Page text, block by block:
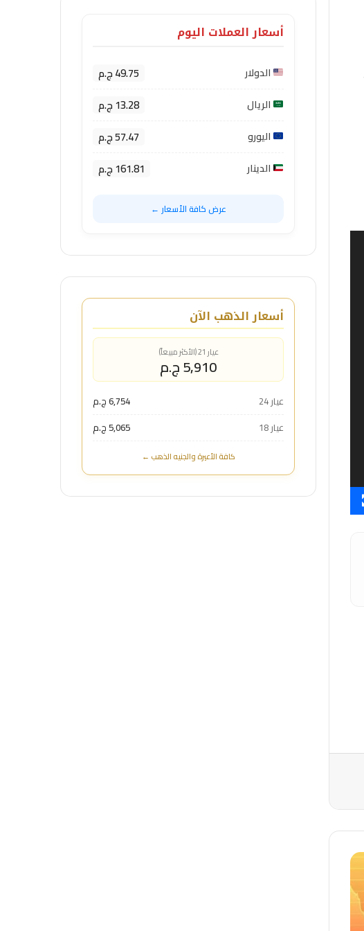
أسعار العملات اليوم
الدولار 49.75 ج.م
الريال 13.28 ج.م
اليورو 57.47 ج.م
الدينار 161.81 ج.م
عرض كافة الأسعار ←
أسعار الذهب الآن
عيار 21 (الأكثر مبيعاً)
5,910 ج.م
عيار 24
6,754 ج.م
عيار 18
5,065 ج.م
كافة الأعيرة والجنيه الذهب ←